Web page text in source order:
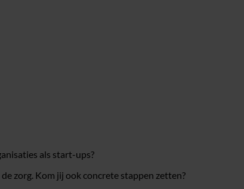
als start-ups?
zorg. Kom jij ook concrete stappen zetten?